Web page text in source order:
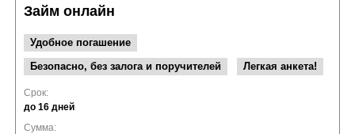
Займ онлайн
Удобное погашение
Безопасно, без залога и поручителей
Легкая анкета!
Срок:
до 16 дней
Сумма: